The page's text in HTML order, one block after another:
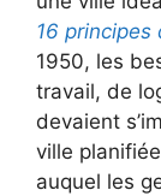
16 principes
1950, les
travail, de
devaient
ville
auquel les